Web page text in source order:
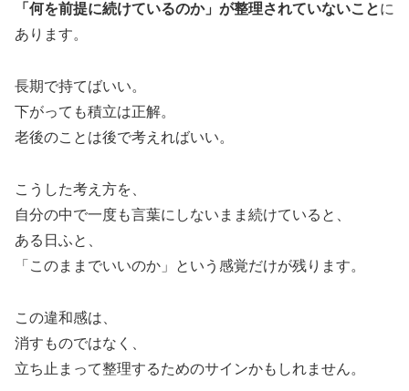
「何を前提に続けているのか」が整理されていないことに
あります。
長期で持てばいい。
下がっても積立は正解。
老後のことは後で考えればいい。
こうした考え方を、
自分の中で一度も言葉にしないまま続けていると、
ある日ふと、
「このままでいいのか」という感覚だけが残ります。
この違和感は、
消すものではなく、
立ち止まって整理するためのサインかもしれません。